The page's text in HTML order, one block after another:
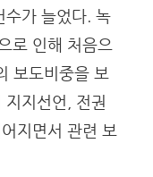
수가 늘었다. 녹
로 인해 처음으
보도비중을 보
지선언, 전권
지면서 관련 보